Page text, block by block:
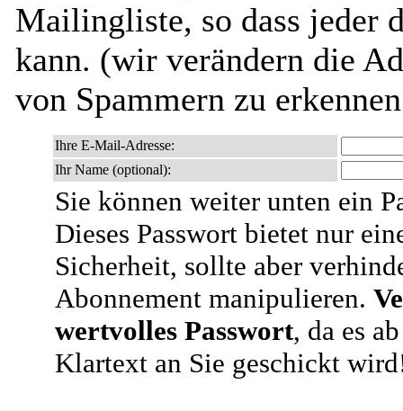
Mailingliste, so dass jeder
kann. (wir verändern die
von Spammern zu
Ihre E-Mail-Adresse:
Ihr Name (optional):
Sie können weiter unten ein
Dieses Passwort bietet nur
Sicherheit, sollte aber
Abonnement manipulieren.
wertvolles Passwort, da es
Klartext an Sie geschickt